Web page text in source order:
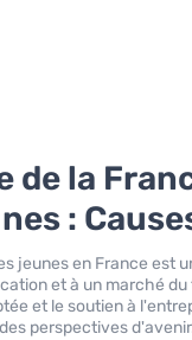
de la
:
jeunes en France est
et à un marché
et le soutien à
perspectives